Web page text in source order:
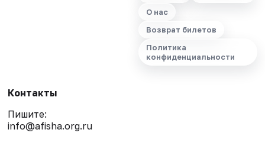
О нас
Возврат билетов
Политика
конфиденциальности
Контакты
Пишите:
info@afisha.org.ru